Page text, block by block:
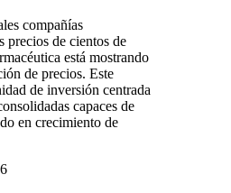
compañías
precios de cientos de
está mostrando
de precios. Este
de inversión centrada
capaces de
en crecimiento de